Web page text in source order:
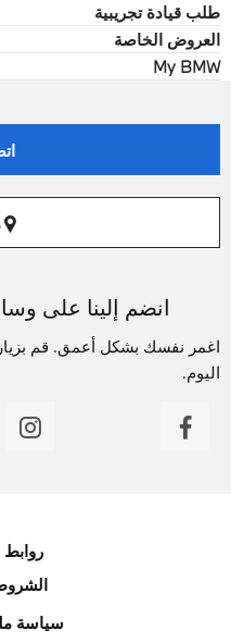
طلب قيادة تجريبية
العروض الخاصة
My BMW
انضم إلينا على
اغمر نفسك بشكل أعمق. قم بزيارة
اليوم.
سياسة